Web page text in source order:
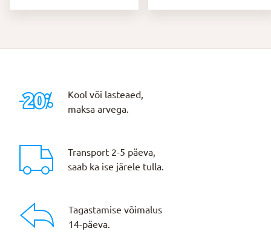
Kool või lasteaed,
maksa arvega.
Transport 2-5 päeva,
saab ka ise järele tulla.
Tagastamise võimalus
14-päeva.